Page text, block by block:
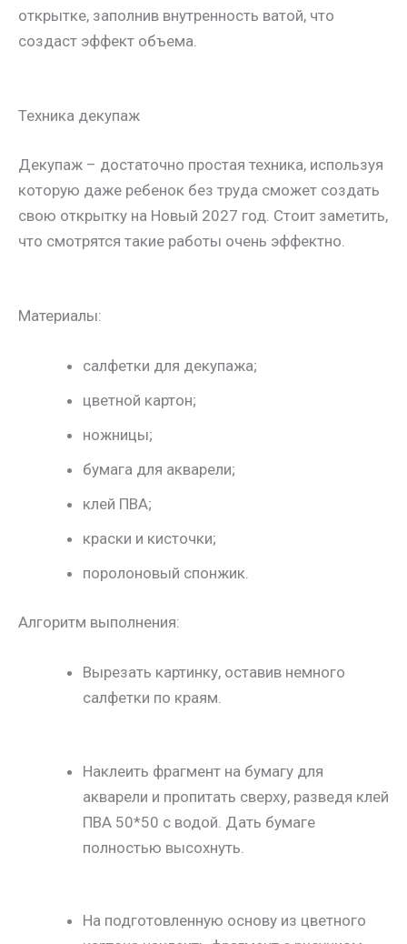
открытке, заполнив внутренность ватой, что
создаст эффект объема.
Техника декупаж
Декупаж – достаточно простая техника, используя
которую даже ребенок без труда сможет создать
свою открытку на Новый 2027 год. Стоит заметить,
что смотрятся такие работы очень эффектно.
Материалы:
салфетки для декупажа;
цветной картон;
ножницы;
бумага для акварели;
клей ПВА;
краски и кисточки;
поролоновый спонжик.
Алгоритм выполнения:
Вырезать картинку, оставив немного
салфетки по краям.
Наклеить фрагмент на бумагу для
акварели и пропитать сверху, разведя клей
ПВА 50*50 с водой. Дать бумаге
полностью высохнуть.
На подготовленную основу из цветного